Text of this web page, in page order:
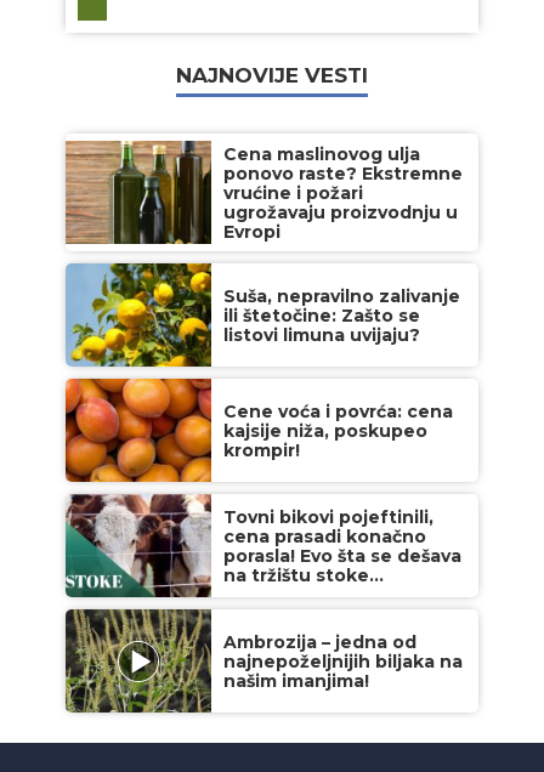
NAJNOVIJE VESTI
Cena maslinovog ulja
ponovo raste? Ekstremne
vrućine i požari
ugrožavaju proizvodnju u
Evropi
Suša, nepravilno zalivanje
ili štetočine: Zašto se
listovi limuna uvijaju?
Cene voća i povrća: cena
kajsije niža, poskupeo
krompir!
Tovni bikovi pojeftinili,
cena prasadi konačno
porasla! Evo šta se dešava
na tržištu stoke...
Ambrozija – jedna od
najnepoželjnijih biljaka na
našim imanjima!